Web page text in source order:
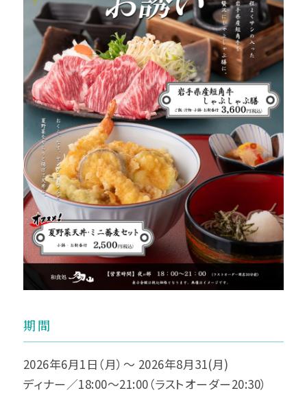
期間
2026年6月1日（月）～ 2026年8月31(月)
ディナー／18:00～21:00（ラストオーダー20:30）